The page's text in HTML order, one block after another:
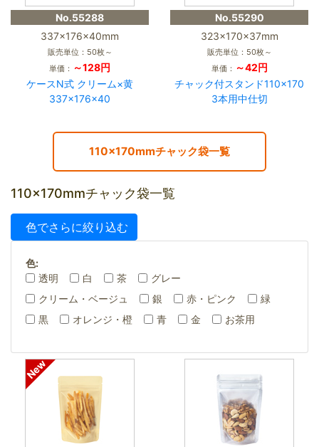
No.55288
337×176×40mm
販売単位：50枚～
単価： ～128円
ケースN式 クリーム×黄
337×176×40
No.55290
323×170×37mm
販売単位：50枚～
単価： ～42円
チャック付スタンド110×170
3本用中仕切
110×170mmチャック袋一覧
110×170mmチャック袋一覧
色でさらに絞り込む
色:
透明
白 茶
グレー
クリーム・ベージュ
銀 赤・ピンク
緑
黒
オレンジ・橙 青 金 お茶用